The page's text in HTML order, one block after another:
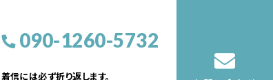
090-1260-5732
着信には必ず折り返します。